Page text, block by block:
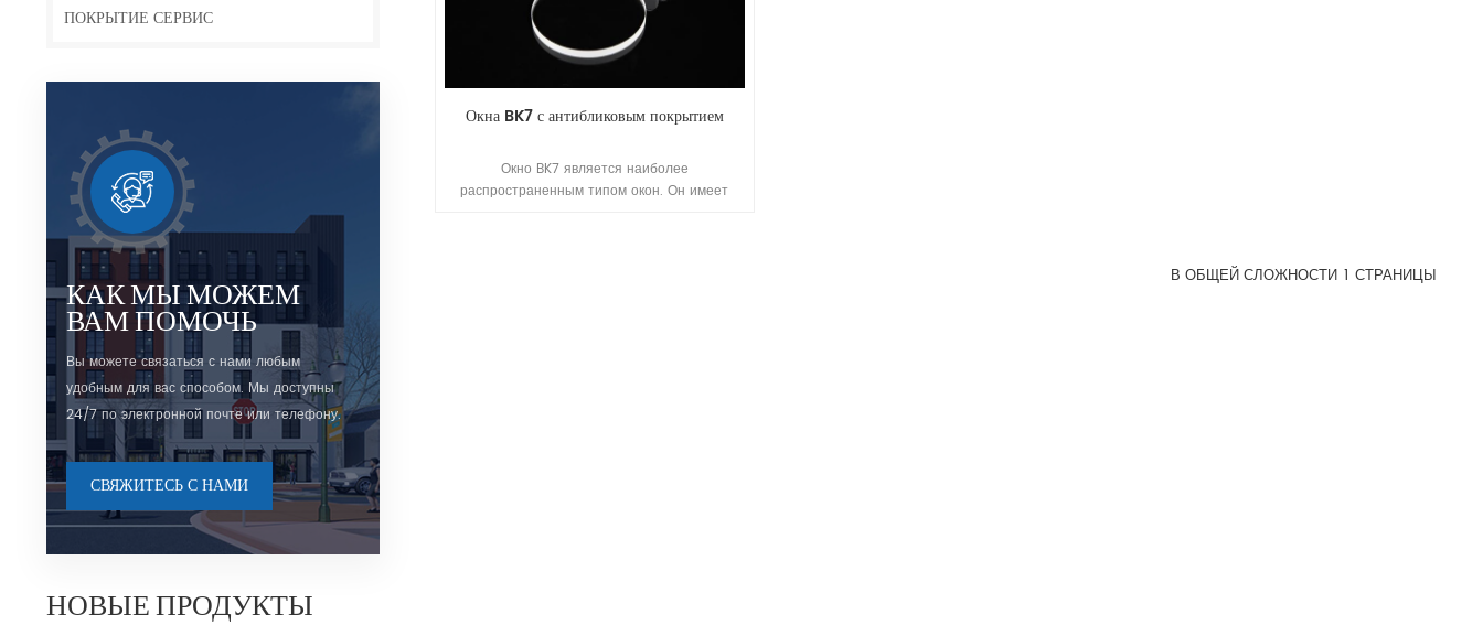
ПОКРЫТИЕ СЕРВИС
КАК МЫ МОЖЕМ
ВАМ ПОМОЧЬ
Вы можете связаться с нами любым
удобным для вас способом. Мы доступны
24/7 по электронной почте или телефону.
СВЯЖИТЕСЬ С НАМИ
НОВЫЕ ПРОДУКТЫ
Окна BK7 с антибликовым покрытием
Окно BK7 является наиболее
распространенным типом окон. Он имеет
В ОБЩЕЙ СЛОЖНОСТИ 1 СТРАНИЦЫ